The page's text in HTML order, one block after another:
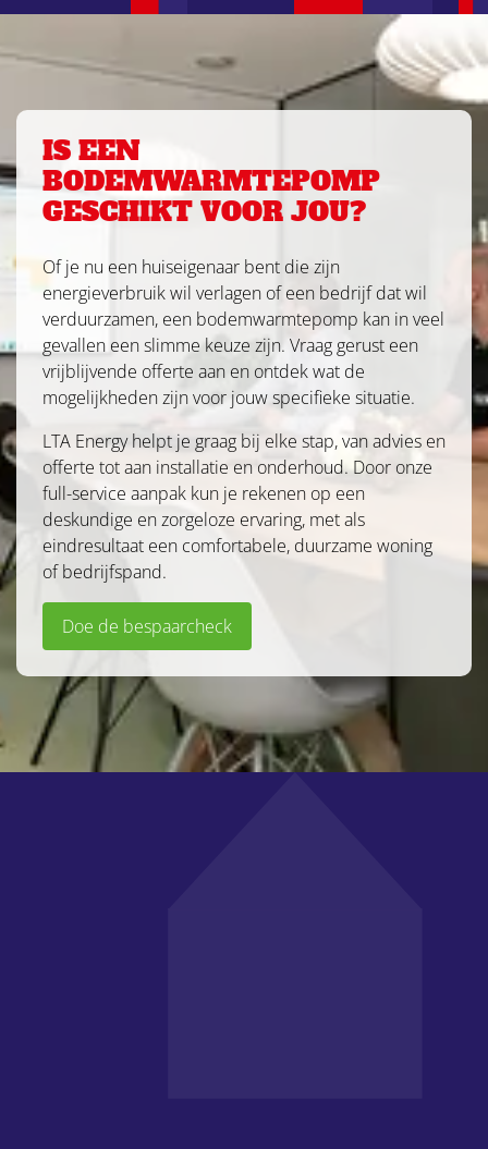
IS EEN
BODEMWARMTEPOMP
GESCHIKT VOOR JOU?
Of je nu een huiseigenaar bent die zijn
energieverbruik wil verlagen of een bedrijf dat wil
verduurzamen, een bodemwarmtepomp kan in veel
gevallen een slimme keuze zijn. Vraag gerust een
vrijblijvende offerte aan en ontdek wat de
mogelijkheden zijn voor jouw specifieke situatie.
LTA Energy helpt je graag bij elke stap, van advies en
offerte tot aan installatie en onderhoud. Door onze
full-service aanpak kun je rekenen op een
deskundige en zorgeloze ervaring, met als
eindresultaat een comfortabele, duurzame woning
of bedrijfspand.
Doe de bespaarcheck